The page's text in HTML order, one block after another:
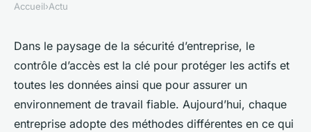
Entreprise : différents types de
systèmes de contrôle d'accès
clarice•24 août 2023•2 min de lecture
Accueil›Actu
Dans le paysage de la sécurité d’entreprise, le
contrôle d’accès est la clé pour protéger les actifs et
toutes les données ainsi que pour assurer un
environnement de travail fiable. Aujourd’hui, chaque
entreprise adopte des méthodes différentes en ce qui